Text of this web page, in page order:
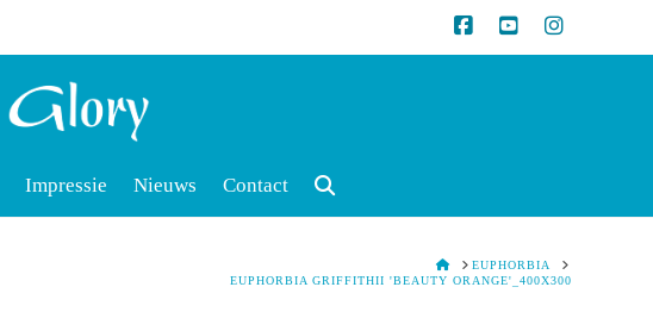
Impressie Nieuws Contact
HOMEEUPHORBIA
EUPHORBIA GRIFFITHII 'BEAUTY ORANGE'_400X300